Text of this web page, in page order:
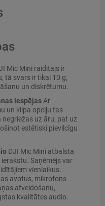
Мiс Мini raidītājs ir
tā svars ir tikai 10 g,
un diskrētumu.
iespējasAr
un klipa opciju tas
uz āru, pat uz
estētiski pievilcīgu
DJI Мiс Мini atbalsta
Saņēmējs var
vienlaikus.
avotus, mikrofons
atveidošanu,
kvalitātes audio.